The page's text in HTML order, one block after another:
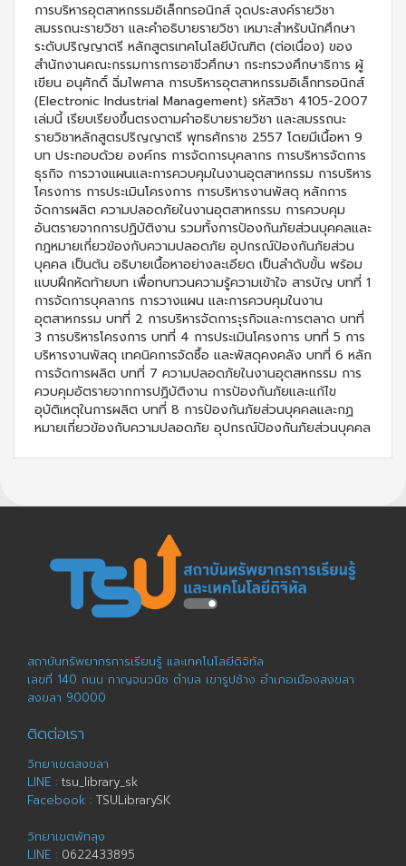
การบริหารอุตสาหกรรมอิเล็กทรอนิกส์ จุดประสงค์รายวิชา
สมรรถนะรายวิชา และคำอธิบายรายวิชา เหมาะสำหรับนักศึกษา
ระดับปริญญาตรี หลักสูตรเทคโนโลยีบัณฑิต (ต่อเนื่อง) ของ
สำนักงานคณะกรรมการการอาชีวศึกษา กระทรวงศึกษาธิการ ผู้
เขียน อนุศักดิ์ ฉิ่มไพศาล การบริหารอุตสาหกรรมอิเล็กทรอนิกส์
(Electronic Industrial Management) รหัสวิชา 4105-2007
เล่มนี้ เรียบเรียงขึ้นตรงตามคำอธิบายรายวิชา และสมรรถนะ
รายวิชาหลักสูตรปริญญาตรี พุทธศักราช 2557 โดยมีเนื้อหา 9
บท ประกอบด้วย องค์กร การจัดการบุคลากร การบริหารจัดการ
ธุรกิจ การวางแผนและการควบคุมในงานอุตสาหกรรม การบริหาร
โครงการ การประเมินโครงการ การบริหารงานพัสดุ หลักการ
จัดการผลิต ความปลอดภัยในงานอุตสาหกรรม การควบคุม
อันตรายจากการปฏิบัติงาน รวมทั้งการป้องกันภัยส่วนบุคคลและ
กฎหมายเกี่ยวข้องกับความปลอดภัย อุปกรณ์ป้องกันภัยส่วน
บุคคล เป็นต้น อธิบายเนื้อหาอย่างละเอียด เป็นลำดับขั้น พร้อม
แบบฝึกหัดท้ายบท เพื่อทบทวนความรู้ความเข้าใจ สารบัญ บทที่ 1
การจัดการบุคลากร การวางแผน และการควบคุมในงาน
อุตสาหกรรม บทที่ 2 การบริหารจัดการะุรกิจและการตลาด บทที่
3 การบริหารโครงการ บทที่ 4 การประเมินโครงการ บทที่ 5 การ
บริหารงานพัสดุ เทคนิคการจัดซื้อ และพัสดุคงคลัง บทที่ 6 หลัก
การจัดการผลิต บทที่ 7 ความปลอดภัยในงานอุตสหกรรม การ
ควบคุมอัตรายจากการปฏิบัติงาน การป้องกันภัยและแก้ไข
อุบัติเหตุในการผลิต บทที่ 8 การป้องกันภัยส่วนบุคคลและกฏ
หมายเกี่ยวข้องกับความปลอดภัย อุปกรณ์ป้องกันภัยส่วนบุคคล
สถาบันทรัพยากรการเรียนรู้ และเทคโนโลยีดิจิทัล
เลขที่ 140 ถนน กาญจนวนิช ตำบล เขารูปช้าง อำเภอเมืองสงขลา
สงขลา 90000
ติดต่อเรา
วิทยาเขตสงขลา
LINE : tsu_library_sk
Facebook : TSULibrarySK
วิทยาเขตพัทลุง
LINE : 0622433895